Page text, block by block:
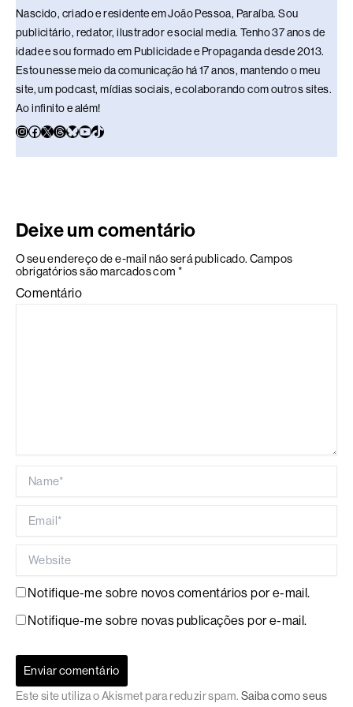
Nascido, criado e residente em João Pessoa, Paraíba. Sou
publicitário, redator, ilustrador e social media. Tenho 37 anos de
idade e sou formado em Publicidade e Propaganda desde 2013.
Estou nesse meio da comunicação há 17 anos, mantendo o meu
site, um podcast, mídias sociais, e colaborando com outros sites.
Ao infinito e além!
Deixe um comentário
O seu endereço de e-mail não será publicado. Campos
obrigatórios são marcados com *
Comentário
Notifique-me sobre novos comentários por e-mail.
Notifique-me sobre novas publicações por e-mail.
Este site utiliza o Akismet para reduzir spam. Saiba como seus